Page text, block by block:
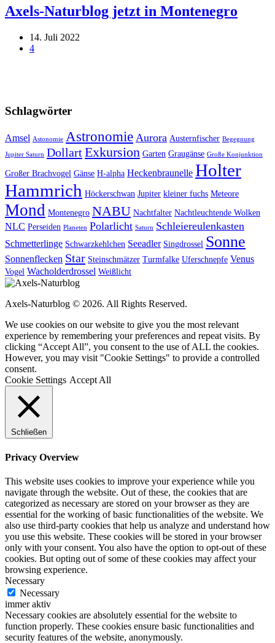
Axels-Naturblog jetzt in Montenegro
14. Juli 2022
4
Schlagwörter
Amsel Astonomie Astronomie Aurora Austernfischer Begegnung
Jupiter Saturn DollartExkursion Garten Graugänse Große Konjunktion
Großer Brachvogel Gänse H-alpha Heckenbraunelle Holter
Hammrich Höckerschwan Jupiter kleiner fuchs Meteore
Mond Montenegro NABU Nachtfalter Nachtleuchtende Wolken
NLC Perseiden Planeten Polarlicht Saturn Schleiereulenkasten
Schmetterlinge Schwarzkehlchen Seeadler Singdrossel Sonne
Sonnenflecken Star Steinschmätzer Turmfalke Uferschnepfe Venus
Vogel Wacholderdrossel Weißlicht
Axels-Naturblog © 2026. All Rights Reserved.
We use cookies on our website to give you the most relevant
experience by remembering your preferences and repeat visits. By
clicking “Accept All”, you consent to the use of ALL the cookies.
However, you may visit "Cookie Settings" to provide a controlled
consent.
Cookie Settings Accept All
Schließen
Privacy Overview
This website uses cookies to improve your experience while you
navigate through the website. Out of these, the cookies that are
categorized as necessary are stored on your browser as they are
essential for the working of basic functionalities of the website. We
also use third-party cookies that help us analyze and understand how
you use this website. These cookies will be stored in your browser
only with your consent. You also have the option to opt-out of these
cookies. But opting out of some of these cookies may affect your
browsing experience.
Necessary
Necessary
immer aktiv
Necessary cookies are absolutely essential for the website to
function properly. These cookies ensure basic functionalities and
security features of the website, anonymously.